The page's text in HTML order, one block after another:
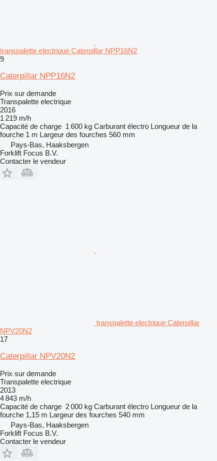
transpalette electrique Caterpillar NPP16N2
9
Caterpillar NPP16N2
Prix sur demande
Transpalette electrique
2016
1 219 m/h
Capacité de charge 1 600 kg Carburant électro Longueur de la
fourche 1 m Largeur des fourches 560 mm
Pays-Bas, Haaksbergen
Forklift Focus B.V.
Contacter le vendeur
transpalette electrique Caterpillar
NPV20N2
17
Caterpillar NPV20N2
Prix sur demande
Transpalette electrique
2013
4 843 m/h
Capacité de charge 2 000 kg Carburant électro Longueur de la
fourche 1,15 m Largeur des fourches 540 mm
Pays-Bas, Haaksbergen
Forklift Focus B.V.
Contacter le vendeur